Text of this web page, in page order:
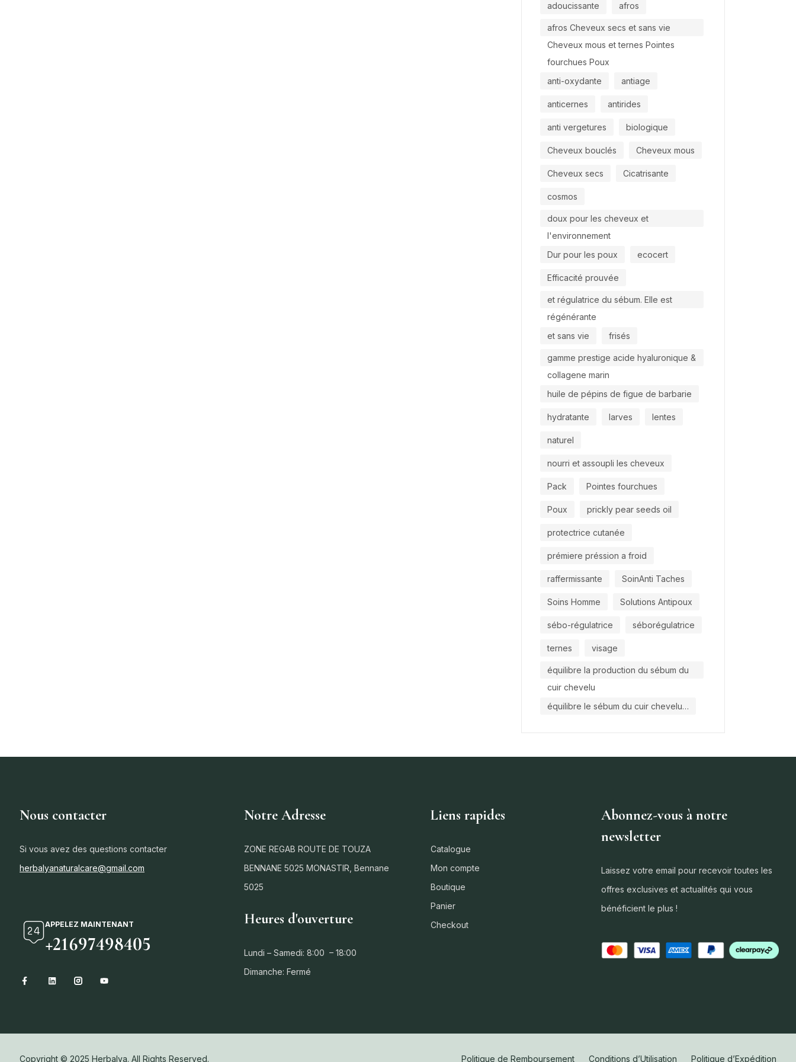
adoucissante afros
afros Cheveux secs et sans vie
Cheveux mous et ternes Pointes
fourchues Poux
anti-oxydante
antiage
anticernes antirides
anti vergetures biologique
Cheveux bouclés Cheveux mous
Cheveux secs Cicatrisante
cosmos
doux pour les cheveux et
l'environnement
Dur pour les poux
ecocert
Efficacité prouvée
et régulatrice du sébum. Elle est
régénérante
et sans vie
frisés
gamme prestige acide hyaluronique &
collagene marin
huile de pépins de figue de barbarie
hydratante larves lentes
naturel
nourri et assoupli les cheveux
Pack Pointes fourchues
Poux prickly pear seeds oil
protectrice cutanée
prémiere préssion a froid
raffermissante SoinAnti Taches
Soins Homme Solutions Antipoux
sébo-régulatrice séborégulatrice
ternes visage
équilibre la production du sébum du
cuir chevelu
équilibre le sébum du cuir chevelu…
Nous contacter
Si vous avez des questions contacter
herbalyanaturalcare@gmail.com
APPELEZ MAINTENANT
+21697498405
Notre Adresse
ZONE REGAB ROUTE DE TOUZA
BENNANE 5025 MONASTIR, Bennane
5025
Heures d'ouverture
Lundi – Samedi: 8:00 – 18:00
Dimanche: Fermé
Liens rapides
Catalogue
Mon compte
Boutique
Panier
Checkout
Abonnez-vous à notre
newsletter
Laissez votre email pour recevoir toutes les
offres exclusives et actualités qui vous
bénéficient le plus !
Copyright © 2025 Herbalya. All Rights Reserved. Politique de Remboursement Conditions d’Utilisation Politique d’Expédition